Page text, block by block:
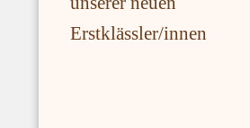
Erstklässler/innen